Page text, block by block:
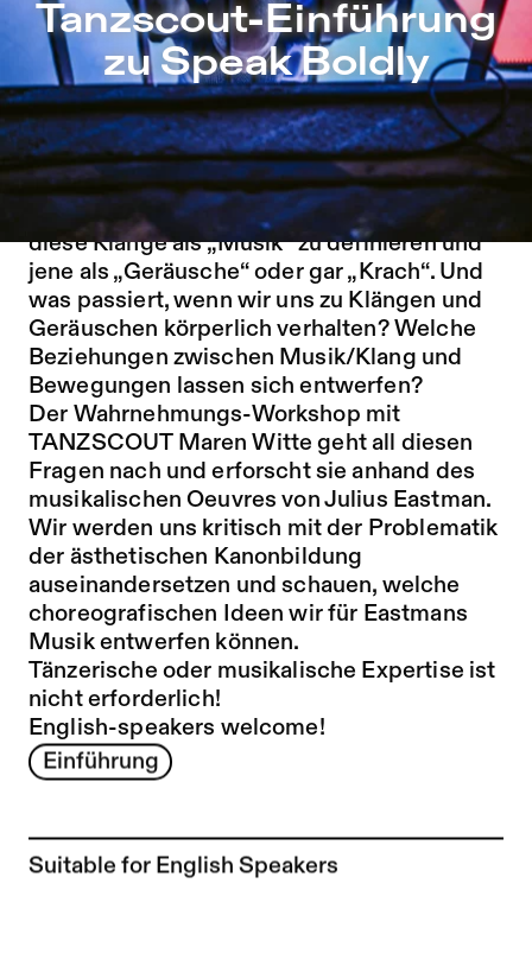
Zu Programm springen
Zu Aktuelles springen
Zu Seiten springen
Tanzscout-Einführung zu Speak Boldly – Sophiensæle |
Tanzscout-Einführung
zu Speak Boldly
Einführung
Suitable for English Speakers
Was ist eigentlich Musik? Und wer darf das
bestimmen? Wer oder was prägt unser
ästhetisches Empfinden, das uns befähigt,
diese Klänge als „Musik“ zu definieren und
jene als „Geräusche“ oder gar „Krach“. Und
was passiert, wenn wir uns zu Klängen und
Geräuschen körperlich verhalten? Welche
Beziehungen zwischen Musik/Klang und
Bewegungen lassen sich entwerfen?
Der Wahrnehmungs-Workshop mit
TANZSCOUT Maren Witte geht all diesen
Fragen nach und erforscht sie anhand des
musikalischen Oeuvres von Julius Eastman.
Wir werden uns kritisch mit der Problematik
der ästhetischen Kanonbildung
auseinandersetzen und schauen, welche
choreografischen Ideen wir für Eastmans
Musik entwerfen können.
Tänzerische oder musikalische Expertise ist
nicht erforderlich!
English-speakers welcome!